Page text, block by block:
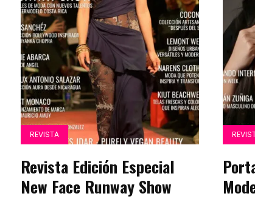
REVISTA
Revista Edición Especial
New Face Runway Show